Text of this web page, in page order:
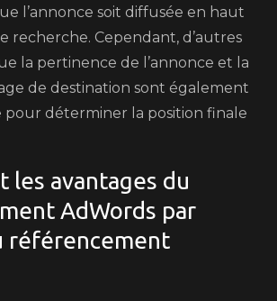
l’annonce soit diffusée en haut
recherche. Cependant, d’autres
la pertinence de l’annonce et la
de destination sont également
pour déterminer la position finale
les avantages du
AdWords par
référencement